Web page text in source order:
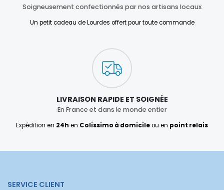
Soigneusement confectionnés par nos artisans locaux
Un petit cadeau de Lourdes offert pour toute commande
LIVRAISON RAPIDE ET SOIGNÉE
En France et dans le monde entier
Expédition en 24h en Colissimo à domicileou en point relais
SERVICE CLIENT